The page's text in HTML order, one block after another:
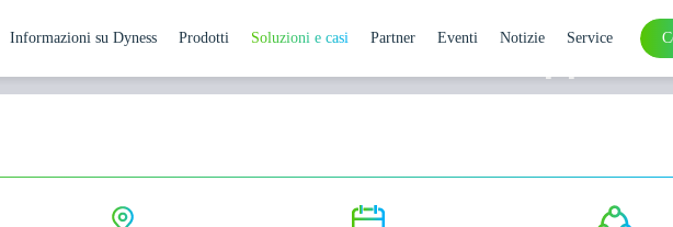
Informazioni su Dyness Prodotti Soluzioni e casi Partner Eventi Notizie Service
Due Sistemi DH200F a Supporto